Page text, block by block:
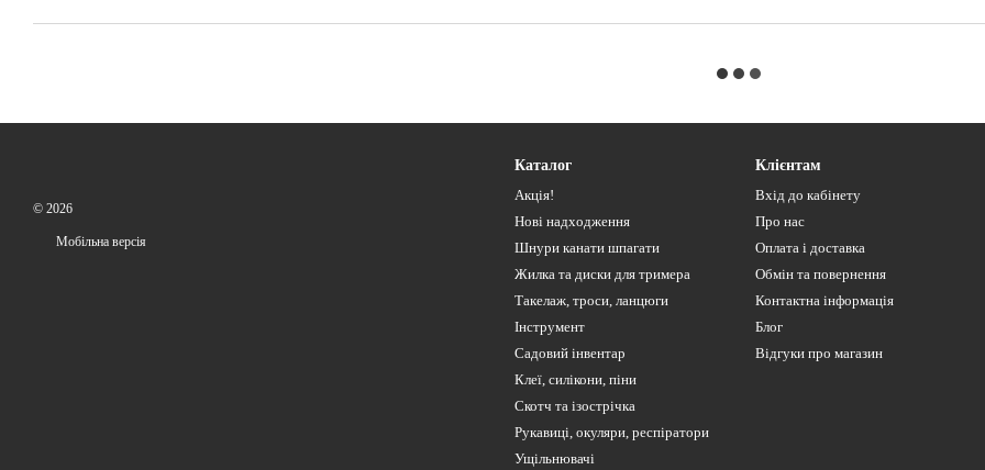
© 2026
Мобільна версія
Каталог
Акція!
Нові надходження
Шнури канати шпагати
Жилка та диски для тримера
Такелаж, троси, ланцюги
Інструмент
Садовий інвентар
Клеї, силікони, піни
Скотч та ізострічка
Рукавиці, окуляри, респіратори
Ущільнювачі
Клієнтам
Вхід до кабінету
Про нас
Оплата і доставка
Обмін та повернення
Контактна інформація
Блог
Відгуки про магазин